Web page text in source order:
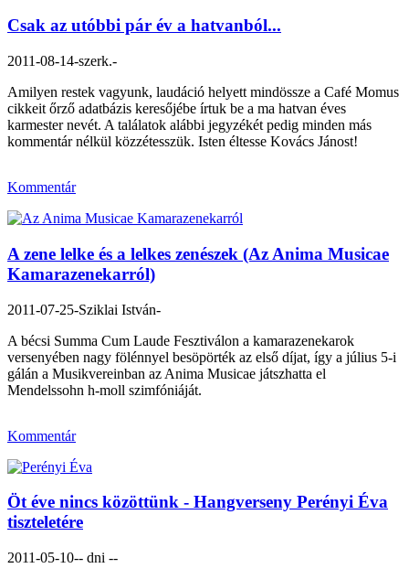
Csak az utóbbi pár év a hatvanból...
2011-08-14-szerk.-
Amilyen restek vagyunk, laudáció helyett mindössze a Café Momus
cikkeit őrző adatbázis keresőjébe írtuk be a ma hatvan éves
karmester nevét. A találatok alábbi jegyzékét pedig minden más
kommentár nélkül közzétesszük. Isten éltesse Kovács Jánost!
Kommentár
A zene lelke és a lelkes zenészek (Az Anima Musicae
Kamarazenekarról)
2011-07-25-Sziklai István-
A bécsi Summa Cum Laude Fesztiválon a kamarazenekarok
versenyében nagy fölénnyel besöpörték az első díjat, így a július 5-i
gálán a Musikvereinban az Anima Musicae játszhatta el
Mendelssohn h-moll szimfóniáját.
Kommentár
Öt éve nincs közöttünk - Hangverseny Perényi Éva
tiszteletére
2011-05-10-- dni --